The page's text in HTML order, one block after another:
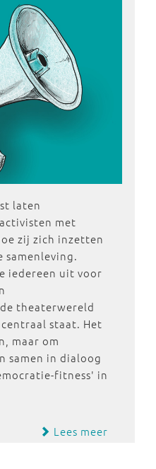
laten
met
zij zich inzetten
samenleving.
iedereen uit voor
theaterwereld
staat. Het
maar om
samen in dialoog
fitness' in
Lees meer